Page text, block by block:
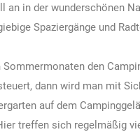
an in der wunderschönen
Spaziergänge und
Sommermonaten den
dann wird man mit
auf dem
treffen sich regelmäßig